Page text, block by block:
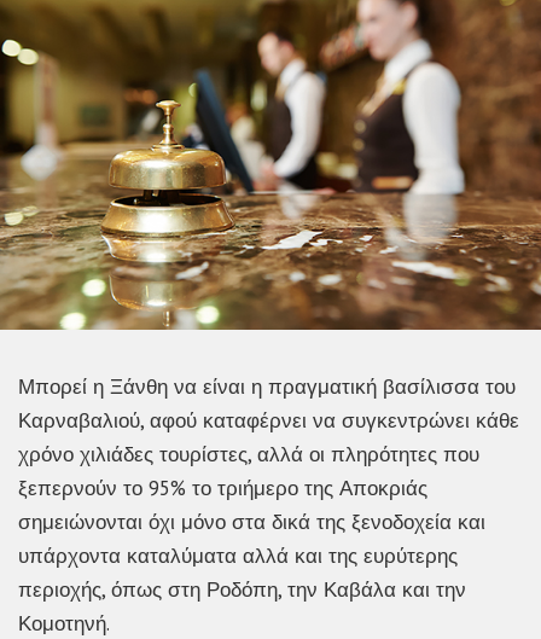
Μπορεί η Ξάνθη να είναι η πραγματική βασίλισσα του
Καρναβαλιού, αφού καταφέρνει να συγκεντρώνει κάθε
χρόνο χιλιάδες τουρίστες, αλλά οι πληρότητες που
ξεπερνούν το 95% το τριήμερο της Αποκριάς
σημειώνονται όχι μόνο στα δικά της ξενοδοχεία και
υπάρχοντα καταλύματα αλλά και της ευρύτερης
περιοχής, όπως στη Ροδόπη, την Καβάλα και την
Κομοτηνή.